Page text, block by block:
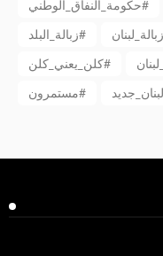
حكومة_النفاق_الوطني#
زبالة_البلد#
كلن_يعني_كلن#
مستمرون#